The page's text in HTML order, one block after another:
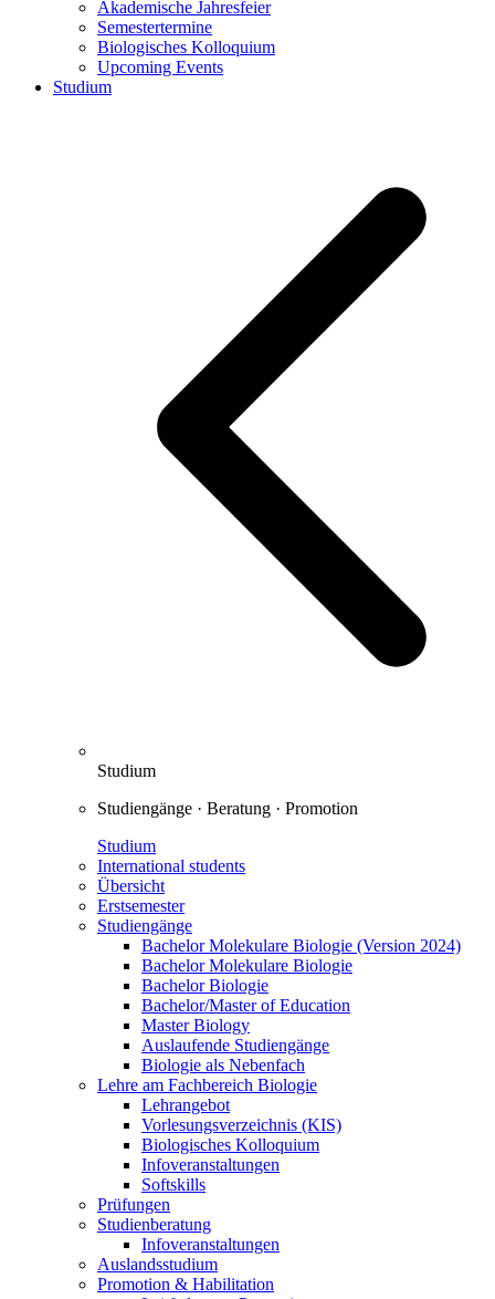
Akademische Jahresfeier
Semestertermine
Biologisches Kolloquium
Upcoming Events
Studium
Studium
Studiengänge · Beratung · Promotion
Studium
International students
Übersicht
Erstsemester
Studiengänge
Bachelor Molekulare Biologie (Version 2024)
Bachelor Molekulare Biologie
Bachelor Biologie
Bachelor/Master of Education
Master Biology
Auslaufende Studiengänge
Biologie als Nebenfach
Lehre am Fachbereich Biologie
Lehrangebot
Vorlesungsverzeichnis (KIS)
Biologisches Kolloquium
Infoveranstaltungen
Softskills
Prüfungen
Studienberatung
Infoveranstaltungen
Auslandsstudium
Promotion & Habilitation